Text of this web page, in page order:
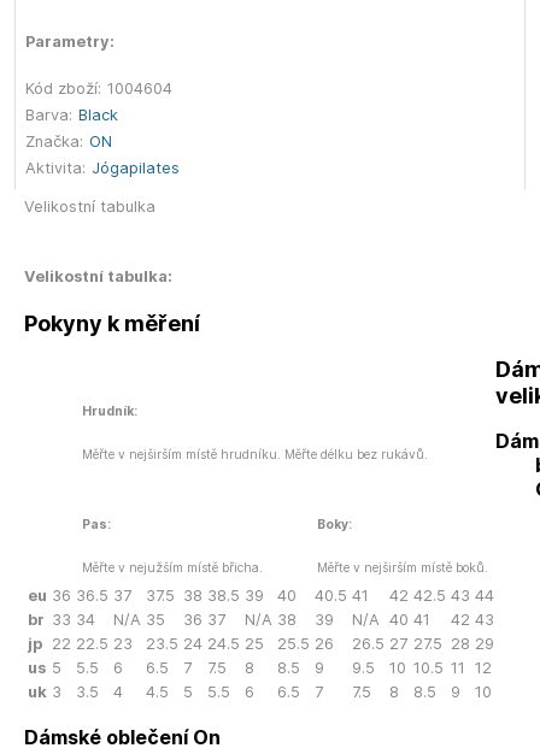
Parametry:
Kód zboží: 1004604
Barva: Black
Značka: ON
Aktivita: Jógapilates
Velikostní tabulka
Velikostní tabulka:
Pokyny k měření
Hrudník:
Měřte v nejširším místě hrudníku. Měřte délku bez rukávů.
Pas:
Měřte v nejužším místě břicha.
Boky:
Měřte v nejširším místě boků.
eu 36 36.5 37 37.5 38 38.5 39 40 40.5 41 42 42.5 43 44
br 33 34 N/A 35 36 37 N/A 38 39 N/A 40 41 42 43
jp 22 22.5 23 23.5 24 24.5 25 25.5 26 26.5 27 27.5 28 29
us 5 5.5 6 6.5 7 7.5 8 8.5 9 9.5 10 10.5 11
12
uk 3 3.5 4 4.5 5 5.5 6 6.5 7 7.5 8 8.5 9 10
Dámské oblečení On